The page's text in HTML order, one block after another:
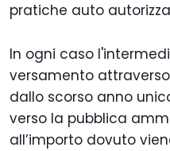
pratiche auto
In ogni caso
versamento
dallo scorso anno
verso la pubblica
all’importo dovuto